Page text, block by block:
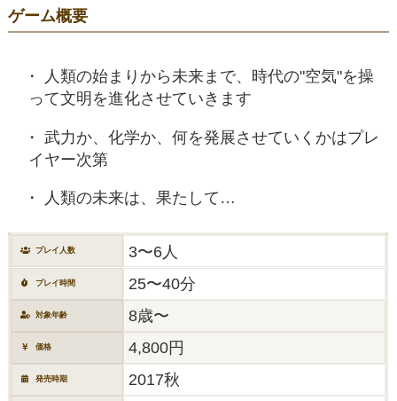
ゲーム概要
人類の始まりから未来まで、時代の"空気"を操
って文明を進化させていきます
武力か、化学か、何を発展させていくかはプレ
イヤー次第
人類の未来は、果たして…
プレイ人数 3〜6人
プレイ時間 25〜40分
対象年齢 8歳〜
価格 4,800円
発売時期 2017秋